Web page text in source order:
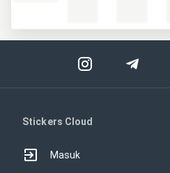
Stickers Cloud
Masuk